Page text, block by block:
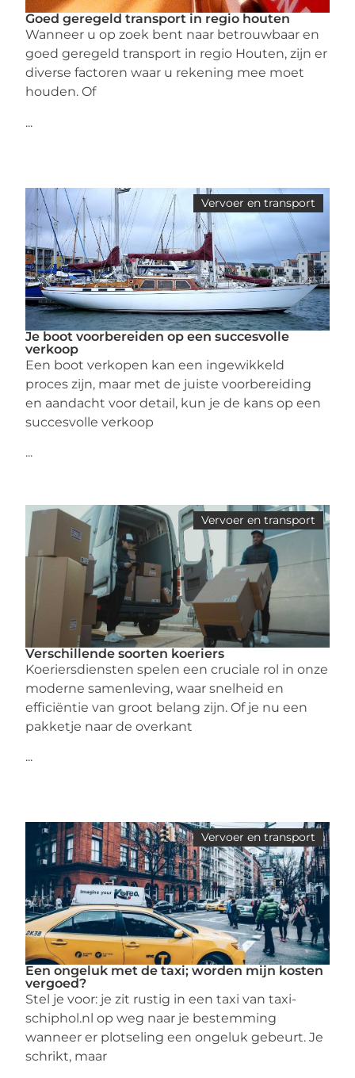
Goed geregeld transport in regio houten
Wanneer u op zoek bent naar betrouwbaar en
goed geregeld transport in regio Houten, zijn er
diverse factoren waar u rekening mee moet
houden. Of
...
Vervoer en transport
Je boot voorbereiden op een succesvolle
verkoop
Een boot verkopen kan een ingewikkeld
proces zijn, maar met de juiste voorbereiding
en aandacht voor detail, kun je de kans op een
succesvolle verkoop
...
Vervoer en transport
Verschillende soorten koeriers
Koeriersdiensten spelen een cruciale rol in onze
moderne samenleving, waar snelheid en
efficiëntie van groot belang zijn. Of je nu een
pakketje naar de overkant
...
Vervoer en transport
Een ongeluk met de taxi; worden mijn kosten
vergoed?
Stel je voor: je zit rustig in een taxi van taxi-
schiphol.nl op weg naar je bestemming
wanneer er plotseling een ongeluk gebeurt. Je
schrikt, maar